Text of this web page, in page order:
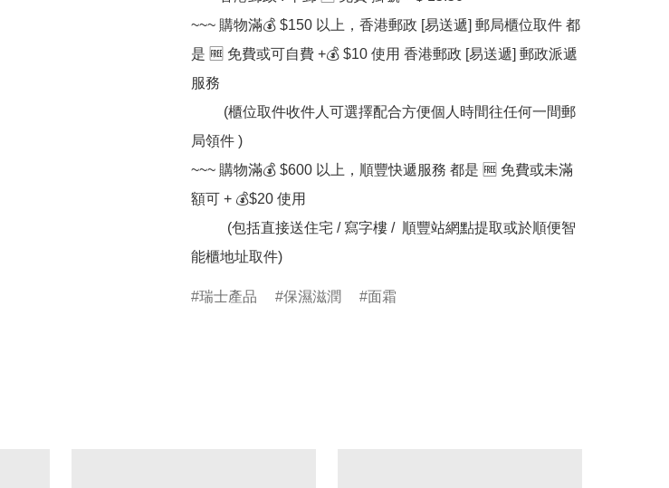
~~~ 購物滿💰 $150 以上，香港郵政 [易送遞] 郵局櫃位取件 都
是 🆓 免費或可自費 +💰 $10 使用 香港郵政 [易送遞] 郵政派遞
服務
局領件 )
~~~ 購物滿💰 $600 以上，順豐快遞服務 都是 🆓 免費或未滿
額可 + 💰$20 使用
能櫃地址取件)
瑞士產品 保濕滋潤 面霜